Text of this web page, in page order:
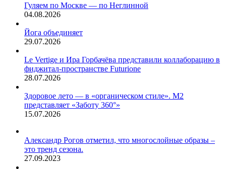
Гуляем по Москве — по Неглинной
04.08.2026
Йога объединяет
29.07.2026
Le Vertige и Ира Горбачёва представили коллаборацию в
фиджитал-пространстве Futurione
28.07.2026
Здоровое лето — в «органическом стиле». М2
представляет «Заботу 360°»
15.07.2026
Александр Рогов отметил, что многослойные образы –
это тренд сезона.
27.09.2023